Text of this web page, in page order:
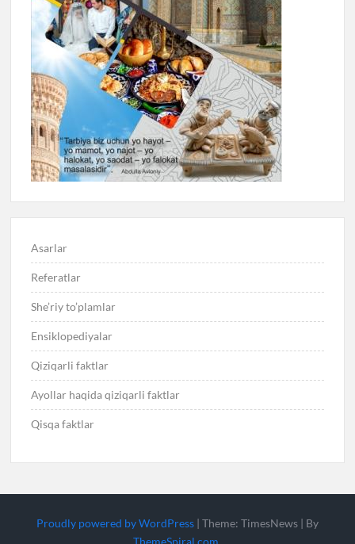
Asarlar
Referatlar
She’riy to’plamlar
Ensiklopediyalar
Qiziqarli faktlar
Ayollar haqida qiziqarli faktlar
Qisqa faktlar
Proudly powered by WordPress | Theme: TimesNews | By
ThemeSpiral.com